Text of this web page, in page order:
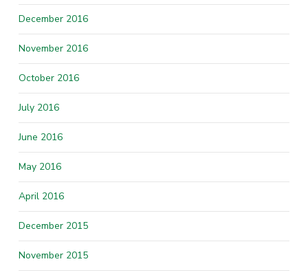
December 2016
November 2016
October 2016
July 2016
June 2016
May 2016
April 2016
December 2015
November 2015